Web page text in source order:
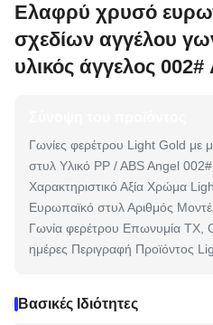
Ελαφρύ χρυσό
σχεδίων αγγέλου
υλικός άγγελος 002#
Γωνίες φερέτρου Light Gold με
στυλ Υλικό PP / ABS Angel
Χαρακτηριστικό Αξία Χρώμα
Ευρωπαϊκό στυλ Αριθμός
Γωνία φερέτρου Επωνυμία
ημέρες Περιγραφή Προϊόντος
Βασικές Ιδιότητες